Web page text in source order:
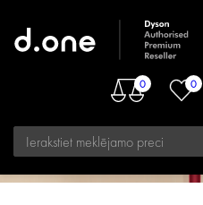
0 0